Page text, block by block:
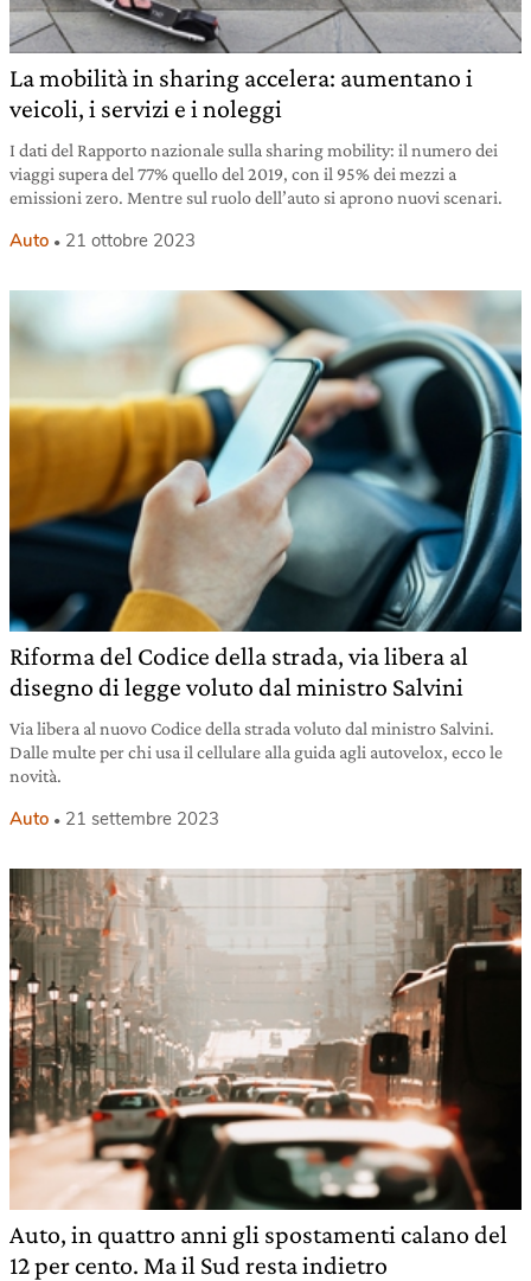
La mobilità in sharing accelera: aumentano i
veicoli, i servizi e i noleggi
I dati del Rapporto nazionale sulla sharing mobility: il numero dei
viaggi supera del 77% quello del 2019, con il 95% dei mezzi a
emissioni zero. Mentre sul ruolo dell’auto si aprono nuovi scenari.
Auto 21 ottobre 2023
Riforma del Codice della strada, via libera al
disegno di legge voluto dal ministro Salvini
Via libera al nuovo Codice della strada voluto dal ministro Salvini.
Dalle multe per chi usa il cellulare alla guida agli autovelox, ecco le
novità.
Auto 21 settembre 2023
Auto, in quattro anni gli spostamenti calano del
12 per cento. Ma il Sud resta indietro